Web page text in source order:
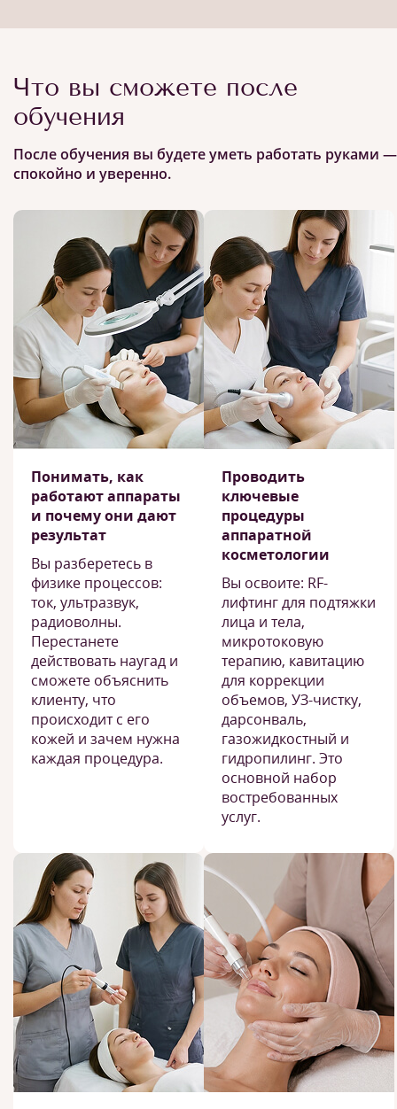
Что вы сможете после
обучения
После обучения вы будете уметь работать руками —
спокойно и уверенно.
Понимать, как
работают аппараты
и почему они дают
результат
Вы разберетесь в
физике процессов:
ток, ультразвук,
радиоволны.
Перестанете
действовать наугад и
сможете объяснить
клиенту, что
происходит с его
кожей и зачем нужна
каждая процедура.
Проводить
ключевые
процедуры
аппаратной
косметологии
Вы освоите: RF-
лифтинг для подтяжки
лица и тела,
микротоковую
терапию, кавитацию
для коррекции
объемов, УЗ-чистку,
дарсонваль,
газожидкостный и
гидропилинг. Это
основной набор
востребованных
услуг.